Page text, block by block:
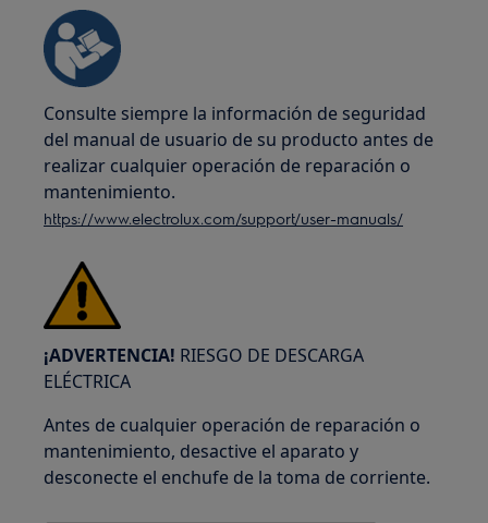
Consulte siempre la información de seguridad
del manual de usuario de su producto antes de
realizar cualquier operación de reparación o
mantenimiento.
https://www.electrolux.com/support/user-manuals/
¡ADVERTENCIA! RIESGO DE DESCARGA
ELÉCTRICA
Antes de cualquier operación de reparación o
mantenimiento, desactive el aparato y
desconecte el enchufe de la toma de corriente.